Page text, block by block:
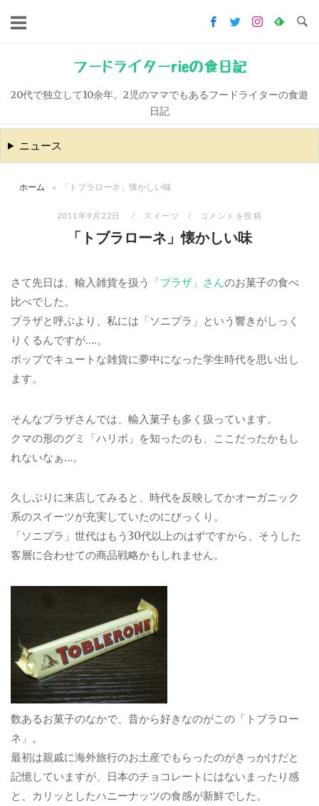
キ
ッ
フードライターrieの食日記
20代で独立して10余年。2児のママでもあるフードライターの食遊
日記
ニュース
ホーム » 「トブラローネ」懐かしい味
2011年9月22日 スイーツ コメントを投稿
「トブラローネ」懐かしい味
さて先日は、輸入雑貨を扱う 「プラザ」さんのお菓子の食べ
比べでした。
プラザと呼ぶより、私には「ソニプラ」という響きがしっく
りくるんですが….。
ポップでキュートな雑貨に夢中になった学生時代を思い出し
ます。
そんなプラザさんでは、輸入菓子も多く扱っています。
クマの形のグミ「ハリボ」を知ったのも、ここだったかもし
れないなぁ…。
久しぶりに来店してみると、時代を反映してかオーガニック
系のスイーツが充実していたのにびっくり。
「ソニプラ」世代はもう30代以上のはずですから、そうした
客層に合わせての商品戦略かもしれません。
数あるお菓子のなかで、昔から好きなのがこの「トブラロー
ネ」。
最初は親戚に海外旅行のお土産でもらったのがきっかけだと
記憶していますが、日本のチョコレートにはないまったり感
と、カリッとしたハニーナッツの食感が新鮮でした。